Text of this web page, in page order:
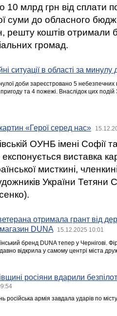
10 млрд грн від сплати
суми до обласного
решту коштів отримали
громад.
ситуації в області за минулу
доби зареєстровано 5
та 4 пожежі. Внаслідок цих
«Герої серед нас»
ОУНБ імені Софії
виставка
мисткині,
України Тетяни
отримала грант від
магазин DUNA
15.12.2025 10:01
бренд DUNA тепер у Чернігові.
відкрила у самому центрі міста
росіяни вдарили
російська армія завдала ударів по